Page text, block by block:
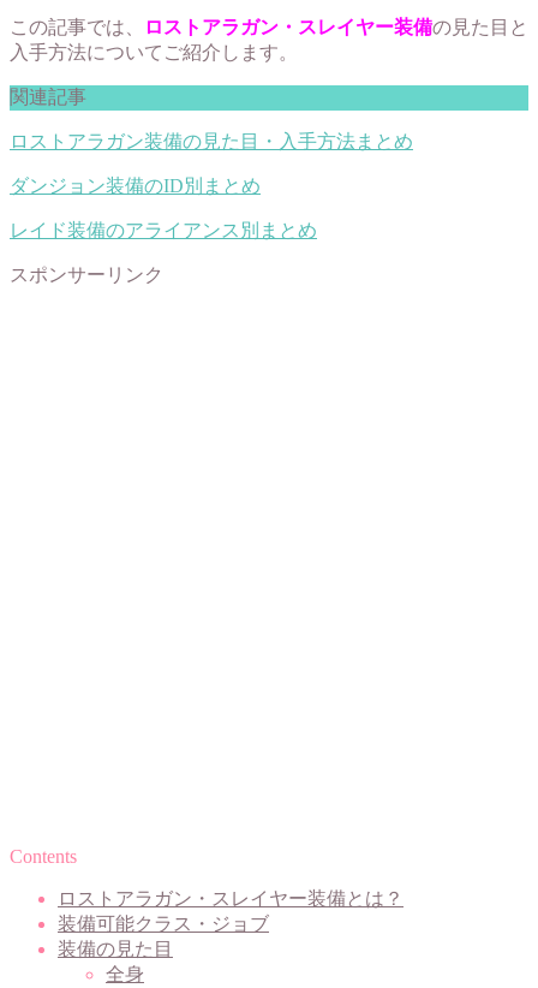
この記事では、 ロストアラガン・スレイヤー装備の見た目と
入手方法についてご紹介します。
関連記事
ロストアラガン装備の見た目・入手方法まとめ
ダンジョン装備のID別まとめ
レイド装備のアライアンス別まとめ
スポンサーリンク
Contents
ロストアラガン・スレイヤー装備とは？
装備可能クラス・ジョブ
装備の見た目
全身